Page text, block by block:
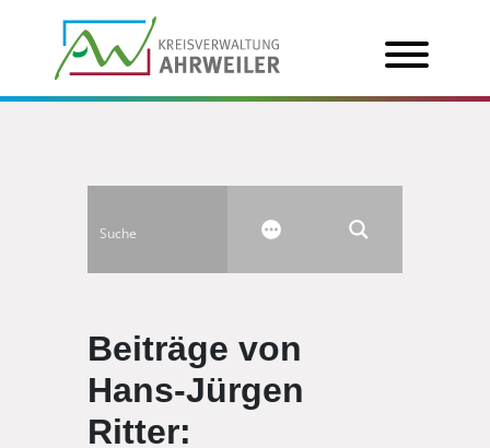
Beiträge von
Hans-Jürgen
Ritter: